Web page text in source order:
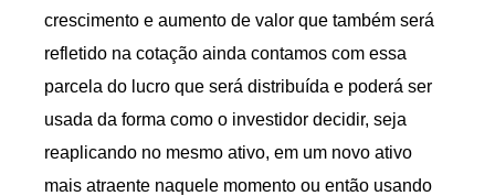
crescimento e aumento de valor que também será
refletido na cotação ainda contamos com essa
parcela do lucro que será distribuída e poderá ser
usada da forma como o investidor decidir, seja
reaplicando no mesmo ativo, em um novo ativo
mais atraente naquele momento ou então usando